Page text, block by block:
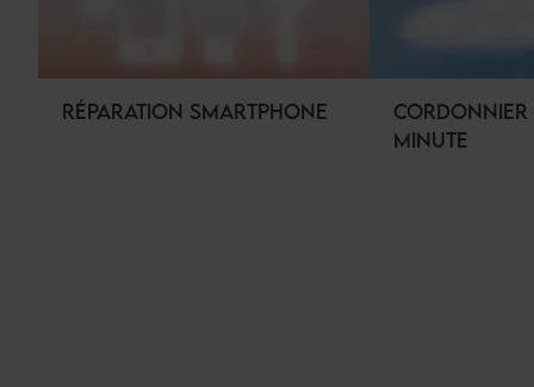
RÉPARATION SMARTPHONE
CORDONNIER
MINUTE